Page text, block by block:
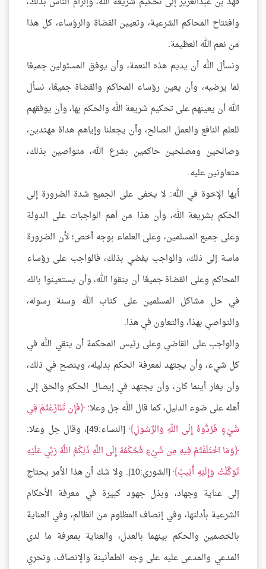
وافتتاح المحاكم الشرعية، وتعيين القضاة والرؤساء، كل هذا
من نعم الله العظيمة.
ونسأل الله أن يديم هذه النعمة، وأن يوفق المسئولين جميعًا
لما يرضيه، وأن يعين رؤساء المحاكم والقضاة جميعًا، نسأل
الله أن يعينهم على تحكيم شريعة الله والحكم بها، وأن يوفقهم
للعلم النافع والعمل الصالح، وأن يجعلنا وإياهم هداة مهتدين،
وصالحين ومصلحين حاكمين بشرع الله، متواصين بذلك،
متعاونين عليه.
أيها الإخوة في الله: لا يخفى على الجميع شدة الضرورة إلى
الحكم بشريعة الله، وأن هذا من أهم الواجبات على الدولة
وعلى جميع المسلمين، وعلى العلماء بوجه أخص؛ لأن الضرورة
ماسة إلى ذلك، والواجب يقضي بذلك، فالواجب على رؤساء
المحاكم وعلى القضاة جميعًا أن يتقوا الله، وأن يستعينوا بالله
في حل مشاكل المسلمين على كتاب الله وسنة رسوله،
والتواصي بهذا، والتعاون في هذا.
والواجب على القاضي وعلى رئيس المحكمة أن يتقي الله في
كل شيء، وأن يجتهد لمعرفة الحكم بدليله، وينصح في ذلك،
وأن يغار أينما كان، وأن يجتهد في إيصال الحكم والحق إلى
أهله على ضوء الدليل، كما قال الله جل وعلا: فَإِن تَنَازَعْتُمْ فِي
شَيْءٍ فَرُدُّوهُ إِلَى اللّهِ وَالرَّسُولِ [النساء:49]، وقال جل وعلا:
وَمَا اخْتَلَفْتُمْ فِيهِ مِن شَيْءٍ فَحُكْمُهُ إِلَى اللَّهِ ذَلِكُمُ اللَّهُ رَبِّي عَلَيْهِ
تَوَكَّلْتُ وَإِلَيْهِ أُنِيبُ
[الشورى:10]. ولا شك أن هذا الأمر يحتاج
إلى عناية وجهاد، وبذل جهود كبيرة في معرفة الأحكام
الشرعية بأدلتها، وفي إنصاف المظلوم من الظالم، وفي العناية
بالخصمين والحكم بينهما بالعدل، والعناية بمعرفة ما لدى
المدعي والمدعى عليه على وجه الطمأنينة والإنصاف، وتحري